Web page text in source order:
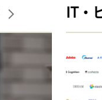
IT・